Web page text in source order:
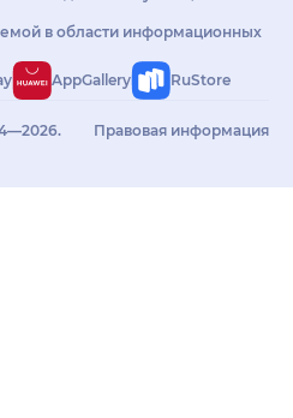
в области информационных
AppGallery RuStore
Правовая информация